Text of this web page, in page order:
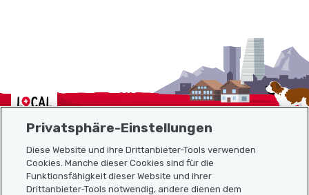
Localcities
Sitemap
Privatsphäre-Einstellungen
Diese Website und ihre Drittanbieter-Tools verwenden
Cookies. Manche dieser Cookies sind für die
Funktionsfähigkeit dieser Website und ihrer
Drittanbieter-Tools notwendig, andere dienen dem